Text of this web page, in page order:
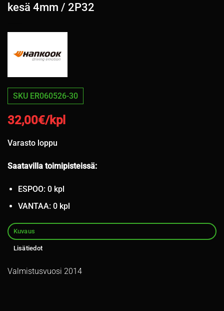
kesä 4mm / 2P32
SKU ER060526-30
32,00€/kpl
Varasto loppu
Saatavilla toimipisteissä:
ESPOO: 0 kpl
VANTAA: 0 kpl
Kuvaus
Lisätiedot
Valmistusvuosi 2014